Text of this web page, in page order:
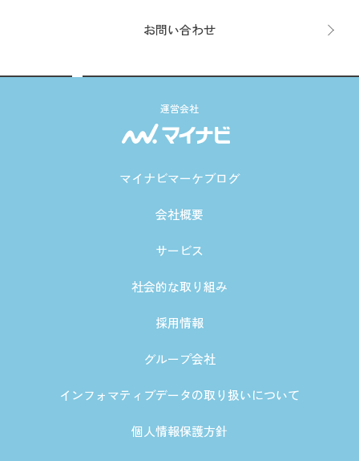
お問い合わせ
運営会社
マイナビマーケブログ
会社概要
サービス
社会的な取り組み
採用情報
グループ会社
インフォマティブデータの取り扱いについて
個人情報保護方針